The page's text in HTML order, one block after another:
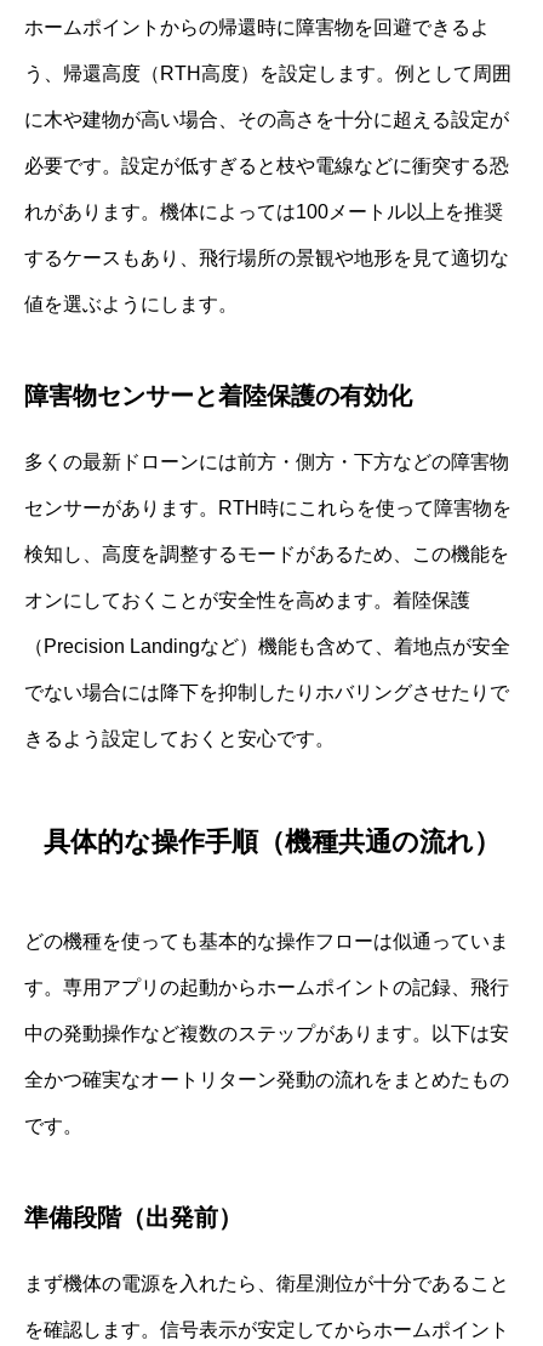
ホームポイントからの帰還時に障害物を回避できるよ
う、帰還高度（RTH高度）を設定します。例として周囲
に木や建物が高い場合、その高さを十分に超える設定が
必要です。設定が低すぎると枝や電線などに衝突する恐
れがあります。機体によっては100メートル以上を推奨
するケースもあり、飛行場所の景観や地形を見て適切な
値を選ぶようにします。
障害物センサーと着陸保護の有効化
多くの最新ドローンには前方・側方・下方などの障害物
センサーがあります。RTH時にこれらを使って障害物を
検知し、高度を調整するモードがあるため、この機能を
オンにしておくことが安全性を高めます。着陸保護
（Precision Landingなど）機能も含めて、着地点が安全
でない場合には降下を抑制したりホバリングさせたりで
きるよう設定しておくと安心です。
具体的な操作手順（機種共通の流れ）
どの機種を使っても基本的な操作フローは似通っていま
す。専用アプリの起動からホームポイントの記録、飛行
中の発動操作など複数のステップがあります。以下は安
全かつ確実なオートリターン発動の流れをまとめたもの
です。
準備段階（出発前）
まず機体の電源を入れたら、衛星測位が十分であること
を確認します。信号表示が安定してからホームポイント